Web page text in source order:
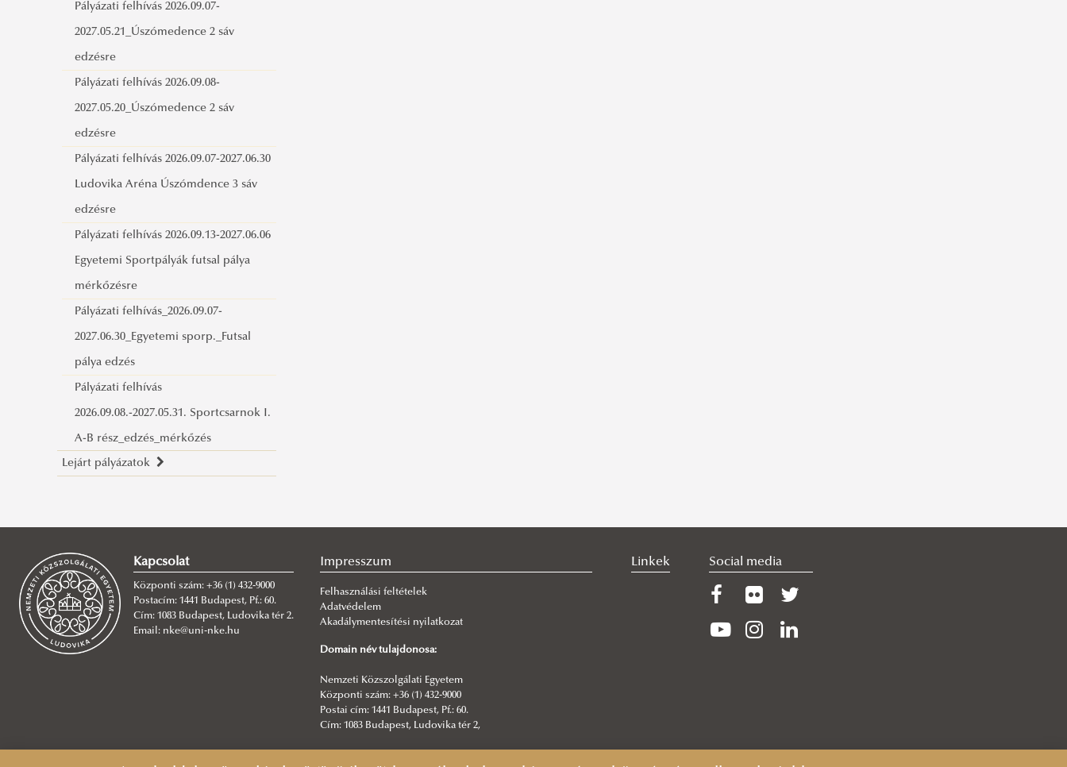
Pályázati felhívás 2026.09.07-
2027.05.21_Úszómedence 2 sáv
edzésre
Pályázati felhívás 2026.09.08-
2027.05.20_Úszómedence 2 sáv
edzésre
Pályázati felhívás 2026.09.07-2027.06.30
Ludovika Aréna Úszómdence 3 sáv
edzésre
Pályázati felhívás 2026.09.13-2027.06.06
Egyetemi Sportpályák futsal pálya
mérkőzésre
Pályázati felhívás_2026.09.07-
2027.06.30_Egyetemi sporp._Futsal
pálya edzés
Pályázati felhívás
2026.09.08.-2027.05.31. Sportcsarnok I.
A-B rész_edzés_mérkőzés
Lejárt pályázatok
sáv - 2024.01.15-12.21
6.2 Ludovika Uszoda Tanmedence és 1
sáv - 2024.01.27-12.31
6.2 Ludovika Uszoda 2 sáv - 2024.02.12-
Kapcsolat
Központi szám: +36 (1) 432-9000
Postacím: 1441 Budapest, Pf.: 60.
Cím: 1083 Budapest, Ludovika tér 2.
Email: nke@uni-nke.hu
Impresszum
Felhasználási feltételek
Adatvédelem
Akadálymentesítési nyilatkozat
Domain név tulajdonosa:
Nemzeti Közszolgálati Egyetem
Központi szám: +36 (1) 432-9000
Postai cím: 1441 Budapest, Pf.: 60.
Cím: 1083 Budapest, Ludovika tér 2,
Linkek Social media